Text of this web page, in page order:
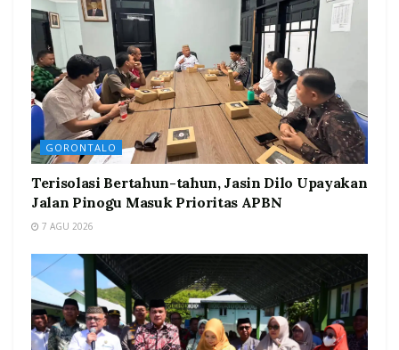
GORONTALO
Terisolasi Bertahun-tahun, Jasin Dilo Upayakan
Jalan Pinogu Masuk Prioritas APBN
7 AGU 2026